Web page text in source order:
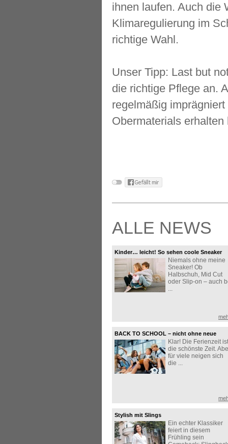
ihnen laufen. Auch die
Klimaregulierung im
richtige Wahl.
Unser Tipp: Last but
die richtige Pflege an.
regelmäßig
Obermaterials erhalten
ALLE NEWS
Kinder… leicht! So sehen coole Sneaker
aus!
Niemals ohne meine
Sneaker! Ob
Halbschuh, Mid Cut
oder Slip-on – auch
...
BACK TO SCHOOL – nicht ohne neue
Sneaker!
Klar! Die Ferienzeit ist
die schönste Zeit.
für viele neigen sich
die ...
Stylish mit Slings
Ein echter Klassiker
feiert in diesem
Frühling sein